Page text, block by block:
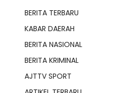
BERITA TERBARU
KABAR DAERAH
BERITA NASIONAL
BERITA KRIMINAL
AJTTV SPORT